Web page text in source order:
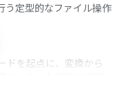
う定型的なファイル操作
ドを起点に、変換から